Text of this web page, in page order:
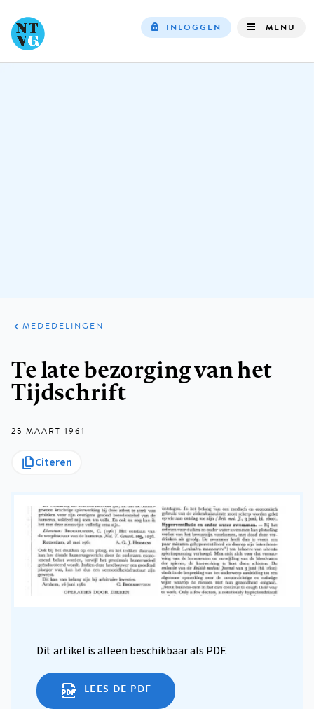
INLOGGEN MENU
ARTIKELEN
VARIA
MEDEDELINGEN
Te late bezorging van het
Tijdschrift
25 MAART 1961
Citeren
Dit artikel is alleen beschikbaar als PDF.
LEES DE PDF